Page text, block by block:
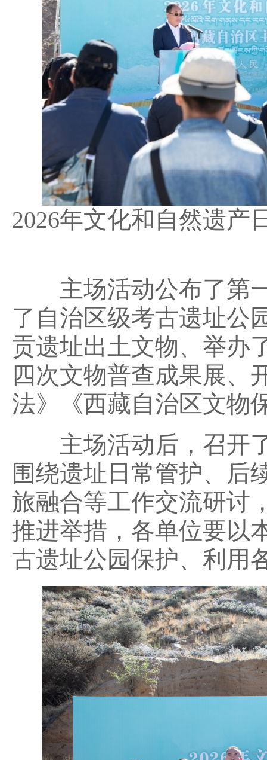
2026年文化和自然遗产
主场活动公布了第
了自治区级考古遗址公
贡遗址出土文物、举办
四次文物普查成果展、
法》《西藏自治区文物
主场活动后，召开
围绕遗址日常管护、后
旅融合等工作交流研讨
推进举措，各单位要以
古遗址公园保护、利用